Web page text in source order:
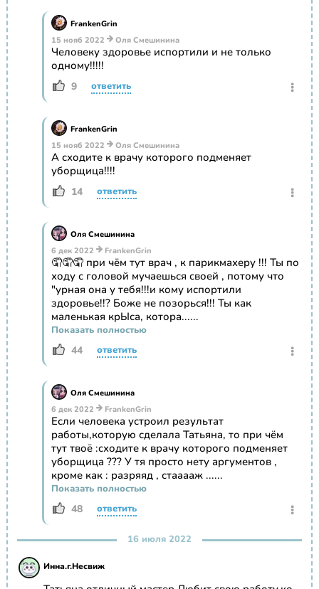
FrankenGrin
15 нояб 2022
Оля Смешинина
Человеку здоровье испортили и не только
одному!!!!!
9 ответить
FrankenGrin
15 нояб 2022
Оля Смешинина
А сходите к врачу которого подменяет
уборщица!!!!
14 ответить
Оля Смешинина
6 дек 2022
FrankenGrin
🤦🤦🤦 при чём тут врач , к парикмахеру !!! Ты по
ходу с головой мучаешься своей , потому что
"урная она у тебя!!!и кому испортили
здоровье!!? Боже не позорься!!! Ты как
маленькая крЫса, котора......
Показать полностью
44 ответить
Оля Смешинина
6 дек 2022
FrankenGrin
Если человека устроил результат
работы,которую сделала Татьяна, то при чём
тут твоё :сходите к врачу которого подменяет
уборщица ??? У тя просто нету аргументов ,
кроме как : разряяд , стааааж ......
Показать полностью
48 ответить
16 июля 2022
Инна.г.Несвиж